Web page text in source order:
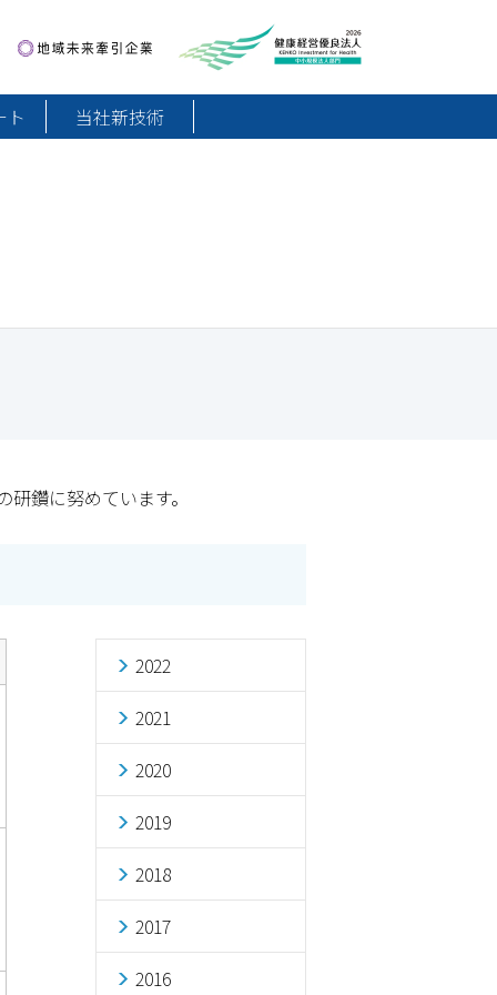
ト
当社新技術
鑽に努めています。
2022
2021
2020
2019
2018
2017
2016